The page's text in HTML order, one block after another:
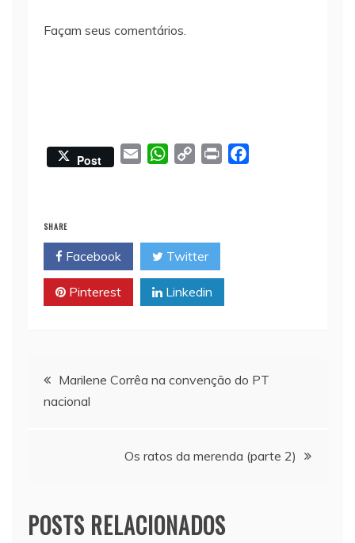
Façam seus comentários.
Post
W
A
p
p
i
n
k
SHARE
Facebook Twitter
Pinterest Linkedin
Navegação
de
Marilene Corrêa na convenção do PT
nacional
Os ratos da merenda (parte 2)
POSTS RELACIONADOS